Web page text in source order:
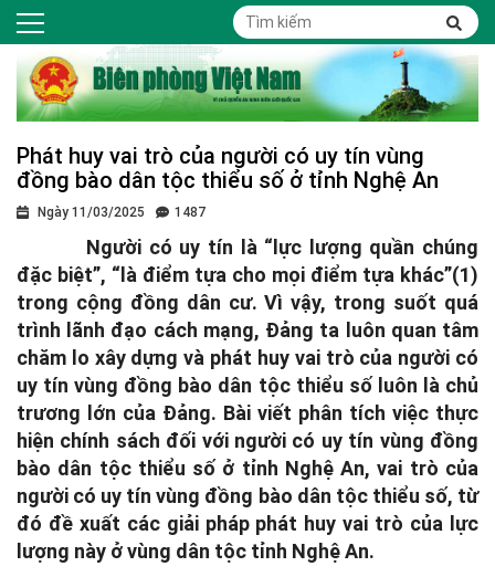
Phát huy vai trò của người có uy tín vùng
đồng bào dân tộc thiểu số ở tỉnh Nghệ An
Ngày 11/03/2025 1487
Người có uy tín là “lực lượng quần chúng
đặc biệt”, “là điểm tựa cho mọi điểm tựa khác”(1)
trong cộng đồng dân cư. Vì vậy, trong suốt quá
trình lãnh đạo cách mạng, Đảng ta luôn quan tâm
chăm lo xây dựng và phát huy vai trò của người có
uy tín vùng đồng bào dân tộc thiểu số luôn là chủ
trương lớn của Đảng. Bài viết phân tích việc thực
hiện chính sách đối với người có uy tín vùng đồng
bào dân tộc thiểu số ở tỉnh Nghệ An, vai trò của
người có uy tín vùng đồng bào dân tộc thiểu số, từ
đó đề xuất các giải pháp phát huy vai trò của lực
lượng này ở vùng dân tộc tỉnh Nghệ An.